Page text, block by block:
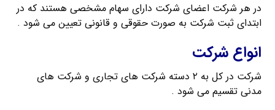
در هر شرکت اعضای شرکت دارای سهام مشخصی هستند که در
ابتدای ثبت شرکت به صورت حقوقی و قانونی تعیین می شود .
انواع شرکت
شرکت در کل به ۲ دسته شرکت های تجاری و شرکت های
مدنی تقسیم می شود .